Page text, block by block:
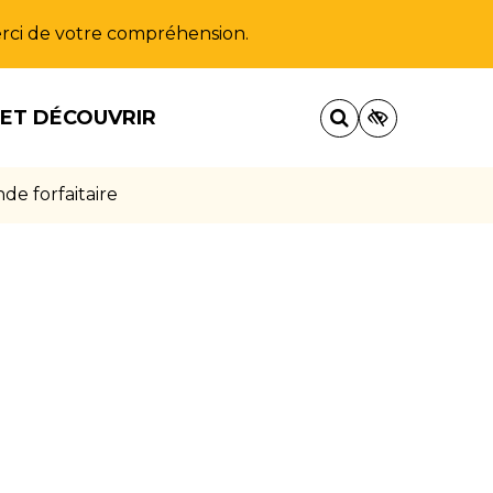
de votre compréhension.
DÉCOUVRIR
forfaitaire